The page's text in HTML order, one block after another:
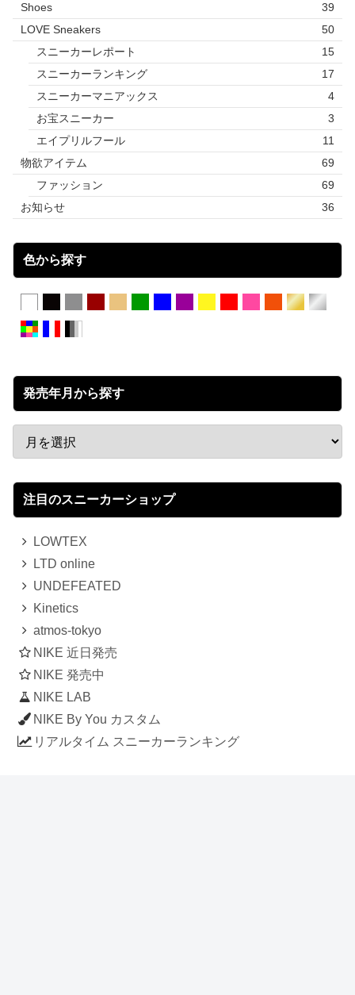
Shoes
39
LOVE Sneakers
50
スニーカーレポート
15
スニーカーランキング
17
スニーカーマニアックス
4
お宝スニーカー
3
エイプリルフール
11
物欲アイテム
69
ファッション
69
お知らせ
36
色から探す
発売年月から探す
注目のスニーカーショップ
LOWTEX
LTD online
UNDEFEATED
Kinetics
atmos-tokyo
NIKE 近日発売
NIKE 発売中
NIKE LAB
NIKE By You カスタム
リアルタイム スニーカーランキング